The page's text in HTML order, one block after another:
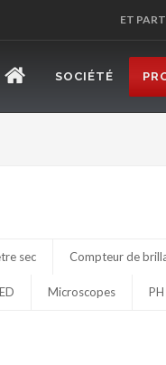
ET
SOCIÉTÉ
sec Compteur de
Microscopes